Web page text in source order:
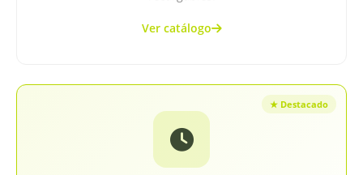
Ver catálogo